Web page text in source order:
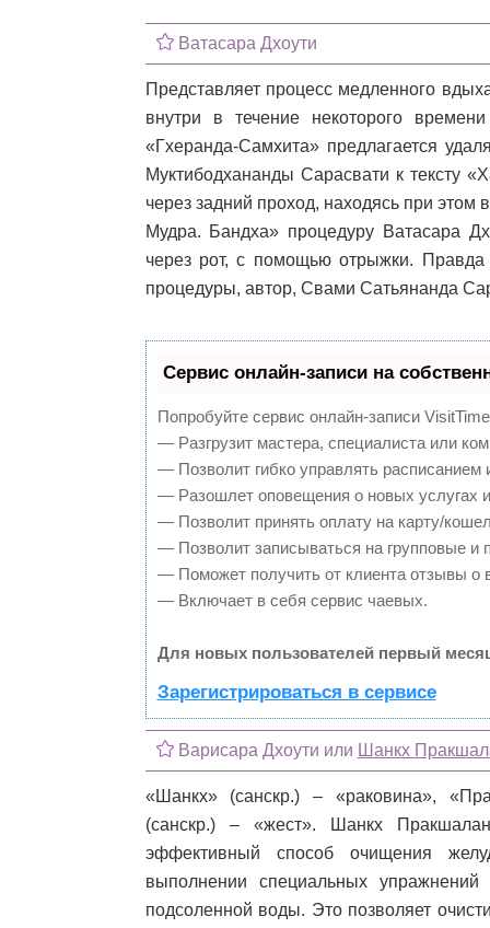
Ватасара Дхоути
Представляет процесс медленного
внутри в течение некоторого
«Гхеранда-Самхита» предлагается
Муктибодхананды Сарасвати к тексту
через задний проход, находясь при
Мудра. Бандха» процедуру Ватасара
через рот, с помощью отрыжки.
процедуры, автор, Свами Сатьянанда
Сервис онлайн-записи на
Попробуйте сервис онлайн-записи
— Разгрузит мастера, специалиста или
— Позволит гибко управлять расписанием
— Разошлет оповещения о новых услугах
— Позволит принять оплату на карту/
— Позволит записываться на групповые и
— Поможет получить от клиента отзывы о
— Включает в себя сервис чаевых.
Для новых пользователей первый
Зарегистрироваться в сервисе
Варисара Дхоути или Шанкх
«Шанкх» (санскр.) – «раковина»,
(санскр.) – «жест». Шанкх
эффективный способ очищения
выполнении специальных упражнений
подсоленной воды. Это позволяет